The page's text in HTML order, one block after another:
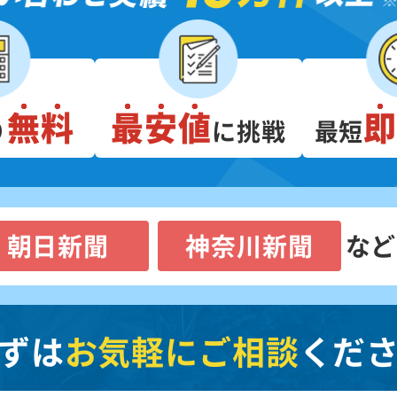
無料 最安値に挑戦 最短
朝日新聞 神奈川新聞 な
はお気軽にご相談くだ